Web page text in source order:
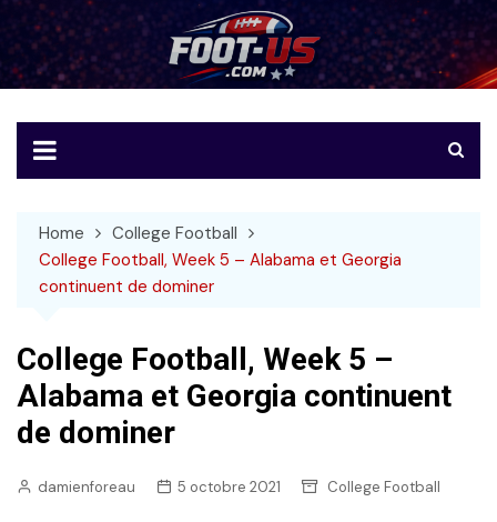
to
content
Foot-US
Le football américain en français
Home
College Football
College Football, Week 5 – Alabama et Georgia
continuent de dominer
College Football, Week 5 –
Alabama et Georgia continuent
de dominer
damienforeau 5 octobre 2021 College Football